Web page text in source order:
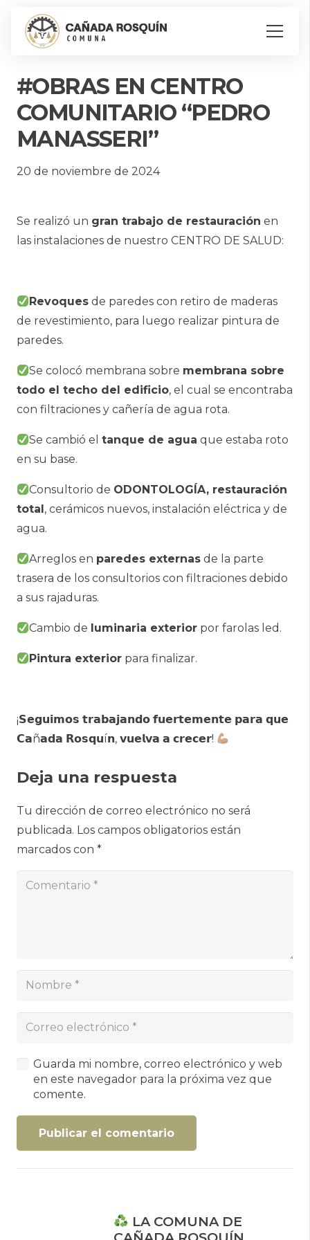
#OBRAS EN CENTRO
COMUNITARIO “PEDRO
MANASSERI”
20 de noviembre de 2024
Se realizó un gran trabajo de restauración en
las instalaciones de nuestro CENTRO DE SALUD:
Revoques de paredes con retiro de maderas
de revestimiento, para luego realizar pintura de
paredes.
Se colocó membrana sobre membrana sobre
todo el techo del edificio, el cual se encontraba
con filtraciones y cañería de agua rota.
Se cambió eltanque de agua que estaba roto
en su base.
Consultorio de ODONTOLOGÍA, restauración
total , cerámicos nuevos, instalación eléctrica y de
agua.
Arreglos en paredes externas de la parte
trasera de los consultorios con filtraciones debido
a sus rajaduras.
Cambio de luminaria exterior por farolas led.
Pintura exterior para finalizar.
¡𝗦𝗲𝗴𝘂𝗶𝗺𝗼𝘀 𝘁𝗿𝗮𝗯𝗮𝗷𝗮𝗻𝗱𝗼 𝗳𝘂𝗲𝗿𝘁𝗲𝗺𝗲𝗻𝘁𝗲 𝗽𝗮𝗿𝗮 𝗾𝘂𝗲
𝗖𝗮ñ𝗮𝗱𝗮 𝗥𝗼𝘀𝗾𝘂í𝗻, 𝘃𝘂𝗲𝗹𝘃𝗮 𝗮 𝗰𝗿𝗲𝗰𝗲𝗿!
Deja una respuesta
Tu dirección de correo electrónico no será
publicada. Los campos obligatorios están
marcados con *
Guarda mi nombre, correo electrónico y web
en este navegador para la próxima vez que
comente.
Publicar el comentario
LA COMUNA DE